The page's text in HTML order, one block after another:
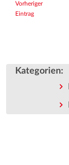
Vorheriger
Eintrag
Kategorien: